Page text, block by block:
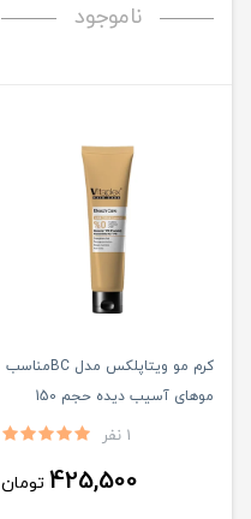
ناموجود
کرم مو ویتاپلکس مدل BCمناسب
موهای آسیب دیده حجم 150
1 نفر
425,500 تومان